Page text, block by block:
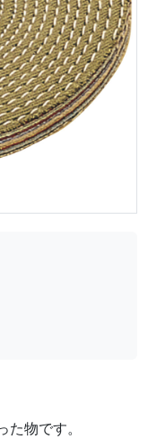
物です。